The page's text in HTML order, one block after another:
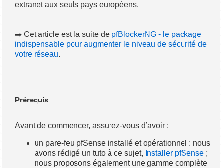
extranet aux seuls pays européens.
➡️ Cet article est la suite de pfBlockerNG - le package
indispensable pour augmenter le niveau de sécurité de
votre réseau.
Prérequis
Avant de commencer, assurez-vous d’avoir :
un pare-feu pfSense installé et opérationnel : nous
avons rédigé un tuto à ce sujet, Installer pfSense ;
nous proposons également une gamme complète